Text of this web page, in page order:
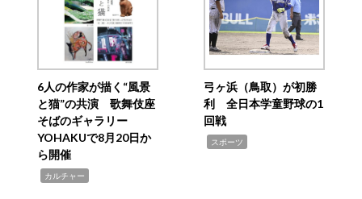
6人の作家が描く“風景
と猫”の共演 歌舞伎座
そばのギャラリー
YOHAKUで8月20日か
ら開催
カルチャー
弓ヶ浜（鳥取）が初勝
利 全日本学童野球の1
回戦
スポーツ